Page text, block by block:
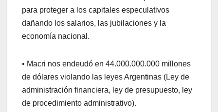
para proteger a los capitales especulativos
dañando los salarios, las jubilaciones y la
economía nacional.
• Macri nos endeudó en 44.000.000.000 millones
de dólares violando las leyes Argentinas (Ley de
administración financiera, ley de presupuesto, ley
de procedimiento administrativo).